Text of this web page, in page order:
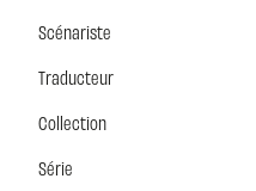
Scénariste
Traducteur
Collection
Série